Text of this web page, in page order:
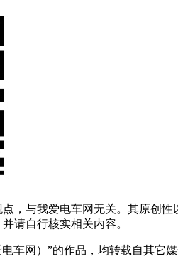
，与我爱电车网无关。其原创
请自行核实相关内容。
车网）”的作品，均转载自其它